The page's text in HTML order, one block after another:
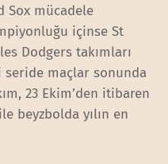
Sox mücadele
içinse St
Dodgers takımları
seride maçlar sonunda
23 Ekim’den itibaren
beyzbolda yılın en